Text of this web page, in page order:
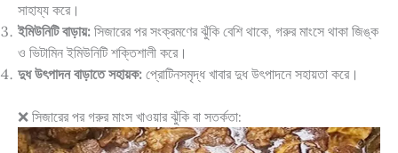
সাহায্য করে।
ইমিউনিটি বাড়ায়: সিজারের পর সংক্রমণের ঝুঁকি বেশি থাকে, গরুর মাংসে থাকা জিঙ্ক
ও ভিটামিন ইমিউনিটি শক্তিশালী করে।
দুধ উৎপাদন বাড়াতে সহায়ক: প্রোটিনসমৃদ্ধ খাবার দুধ উৎপাদনে সহায়তা করে।
❌ সিজারের পর গরুর মাংস খাওয়ার ঝুঁকি বা সতর্কতা: